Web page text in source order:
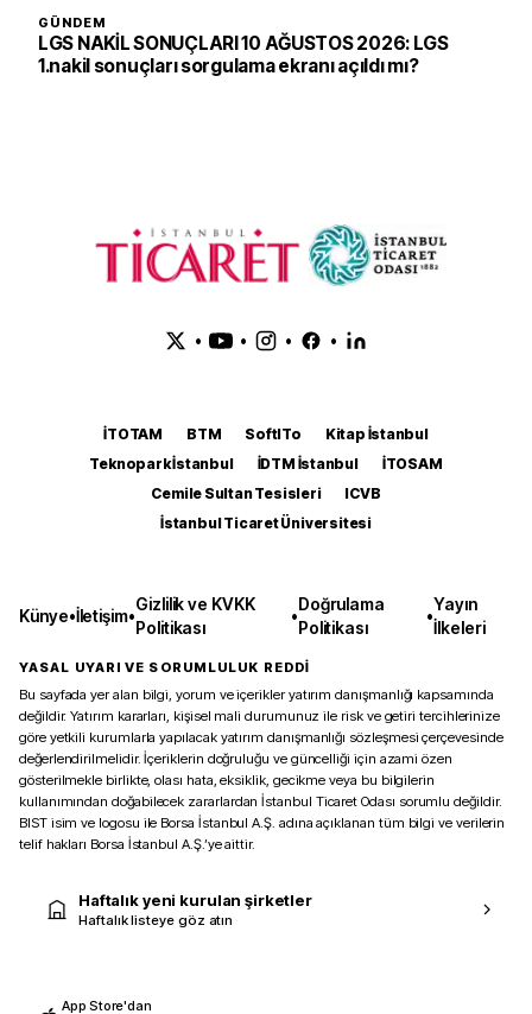
GÜNDEM
LGS NAKİL SONUÇLARI 10 AĞUSTOS 2026: LGS
1.nakil sonuçları sorgulama ekranı açıldı mı?
• • • •
İTOTAM BTM SoftITo
Kitap İstanbul
Teknopark İstanbul
İDTM İstanbul
İTOSAM
Cemile Sultan Tesisleri
ICVB
İstanbul Ticaret Üniversitesi
Künye•İletişim•
Gizlilik ve KVKK
Politikası
•
Doğrulama
Politikası
•
Yayın
İlkeleri
YASAL UYARI VE SORUMLULUK REDDİ
Bu sayfada yer alan bilgi, yorum ve içerikler yatırım danışmanlığı kapsamında
değildir. Yatırım kararları, kişisel mali durumunuz ile risk ve getiri tercihlerinize
göre yetkili kurumlarla yapılacak yatırım danışmanlığı sözleşmesi çerçevesinde
değerlendirilmelidir. İçeriklerin doğruluğu ve güncelliği için azami özen
gösterilmekle birlikte, olası hata, eksiklik, gecikme veya bu bilgilerin
kullanımından doğabilecek zararlardan İstanbul Ticaret Odası sorumlu değildir.
BIST isim ve logosu ile Borsa İstanbul A.Ş. adına açıklanan tüm bilgi ve verilerin
telif hakları Borsa İstanbul A.Ş.’ye aittir.
Haftalık yeni kurulan şirketler
Haftalık listeye göz atın
App Store'dan